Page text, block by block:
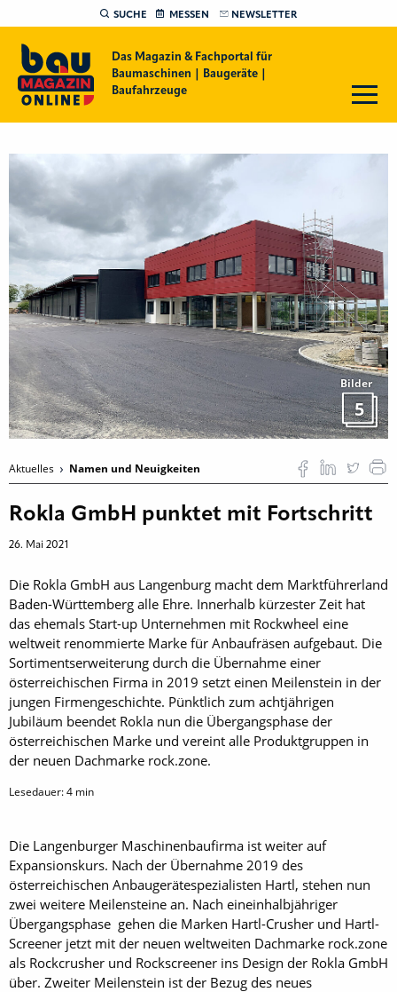
SUCHE MESSEN NEWSLETTER
Das Magazin & Fachportal für
Baumaschinen | Baugeräte |
Baufahrzeuge
Bilder
5
Aktuelles Namen und Neuigkeiten
Rokla GmbH punktet mit Fortschritt
26. Mai 2021
Die Rokla GmbH aus Langenburg macht dem Marktführerland
Baden-Württemberg alle Ehre. Innerhalb kürzester Zeit hat
das ehemals Start-up Unternehmen mit Rockwheel eine
weltweit renommierte Marke für Anbaufräsen aufgebaut. Die
Sortimentserweiterung durch die Übernahme einer
österreichischen Firma in 2019 setzt einen Meilenstein in der
jungen Firmengeschichte. Pünktlich zum achtjährigen
Jubiläum beendet Rokla nun die Übergangsphase der
österreichischen Marke und vereint alle Produktgruppen in
der neuen Dachmarke rock.zone.
Lesedauer:4 min
Die Langenburger Maschinenbaufirma ist weiter auf
Expansionskurs. Nach der Übernahme 2019 des
österreichischen Anbaugerätespezialisten Hartl, stehen nun
zwei weitere Meilensteine an. Nach eineinhalbjähriger
Übergangsphase gehen die Marken Hartl-Crusher und Hartl-
Screener jetzt mit der neuen weltweiten Dachmarke rock.zone
als Rockcrusher und Rockscreener ins Design der Rokla GmbH
über. Zweiter Meilenstein ist der Bezug des neues